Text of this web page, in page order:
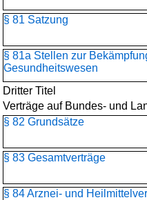
§ 81 Satzung
§ 81a Stellen zur
Gesundheitswesen
Dritter Titel
Verträge auf Bundes- und
§ 82 Grundsätze
§ 83 Gesamtverträge
§ 84 Arznei- und